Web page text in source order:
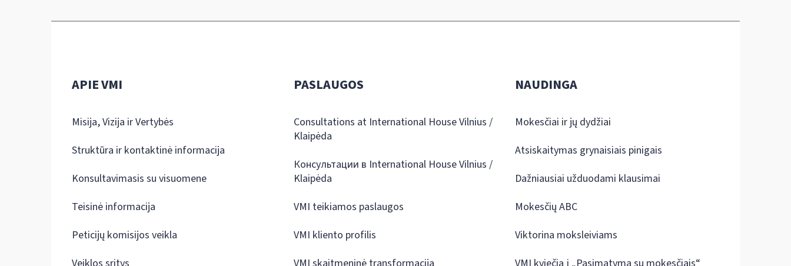
APIE VMI
Misija, Vizija ir Vertybės
Struktūra ir kontaktinė informacija
Konsultavimasis su visuomene
Teisinė informacija
Peticijų komisijos veikla
PASLAUGOS
Consultations at International House Vilnius /
Klaipėda
Консультации в International House Vilnius /
Klaipėda
VMI teikiamos paslaugos
VMI kliento profilis
NAUDINGA
Mokesčiai ir jų dydžiai
Atsiskaitymas grynaisiais pinigais
Dažniausiai užduodami klausimai
Mokesčių ABC
Viktorina moksleiviams